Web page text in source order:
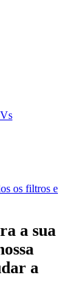
os filtros e
a sua
a